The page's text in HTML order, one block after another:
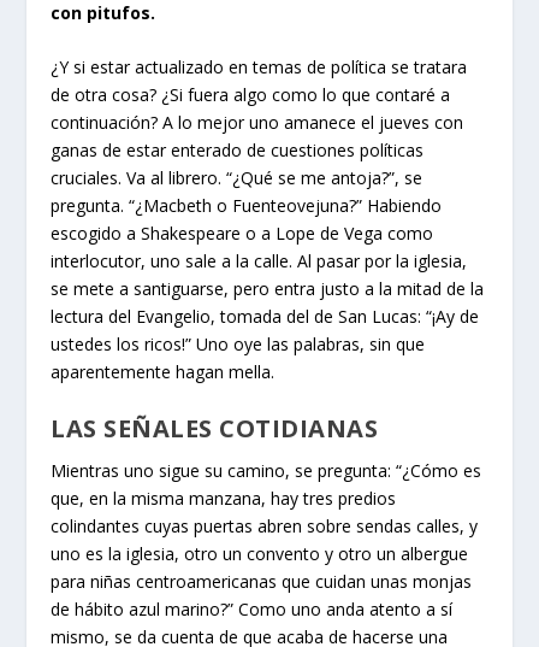
con pitufos.
¿Y si estar actualizado en temas de política se tratara
de otra cosa? ¿Si fuera algo como lo que contaré a
continuación? A lo mejor uno amanece el jueves con
ganas de estar enterado de cuestiones políticas
cruciales. Va al librero. “¿Qué se me antoja?”, se
pregunta. “¿Macbeth o Fuenteovejuna?” Habiendo
escogido a Shakespeare o a Lope de Vega como
interlocutor, uno sale a la calle. Al pasar por la iglesia,
se mete a santiguarse, pero entra justo a la mitad de la
lectura del Evangelio, tomada del de San Lucas: “¡Ay de
ustedes los ricos!” Uno oye las palabras, sin que
aparentemente hagan mella.
LAS SEÑALES COTIDIANAS
Mientras uno sigue su camino, se pregunta: “¿Cómo es
que, en la misma manzana, hay tres predios
colindantes cuyas puertas abren sobre sendas calles, y
uno es la iglesia, otro un convento y otro un albergue
para niñas centroamericanas que cuidan unas monjas
de hábito azul marino?” Como uno anda atento a sí
mismo, se da cuenta de que acaba de hacerse una